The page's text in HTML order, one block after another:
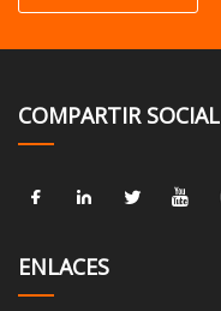
COMPARTIR SOCIAL
ENLACES